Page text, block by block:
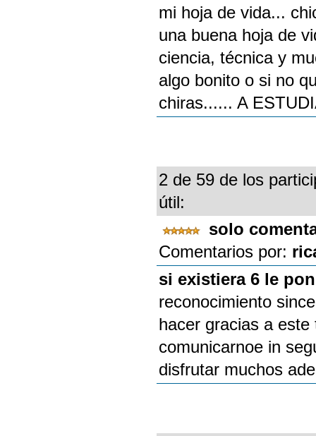
mi hoja de vida...
una buena hoja de
ciencia, técnica y
algo bonito o si no
chiras...... A
2 de 59 de los
útil:
solo
Comentarios por:
si existiera 6 le
reconocimiento
hacer gracias a
comunicarnoe in
disfrutar muchos